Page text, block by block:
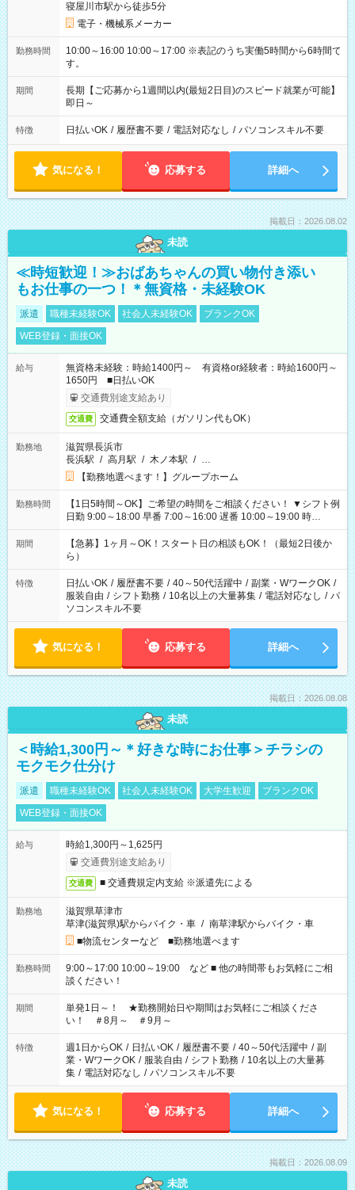
寝屋川市駅から徒歩5分
電子・機械系メーカー
勤務時間
10:00～16:00 10:00～17:00 ※表記のうち実働5時間から6時間で
す。
期間
長期【ご応募から1週間以内(最短2日目)のスピード就業が可能】
即日～
特徴 日払いOK / 履歴書不要 / 電話対応なし / パソコンスキル不要
気になる！ 応募する 詳細へ
掲載日：2026.08.02
未読
≪時短歓迎！≫おばあちゃんの買い物付き添い
もお仕事の一つ！＊無資格・未経験OK
派遣 職種未経験OK 社会人未経験OK
ブランクOK
WEB登録・面接OK
給与
無資格未経験：時給1400円～ 有資格or経験者：時給1600円～
1650円 ■日払いOK
交通費別途支給あり
交通費 交通費全額支給（ガソリン代もOK）
勤務地
滋賀県長浜市
長浜駅 / 高月駅 / 木ノ本駅 / …
【勤務地選べます！】グループホーム
勤務時間
【1日5時間～OK】ご希望の時間をご相談ください！ ▼シフト例
日勤 9:00～18:00 早番 7:00～16:00 遅番 10:00～19:00 時
短 10:00～15:00 上記はあくまで一例です。 「夕方までには帰
宅しておきたい」 「朝はゆっくりのスタートがいい」 「お昼の
時間を有効に使いたい」 など、ご希望があれば教えてください
ね。
期間
【急募】1ヶ月～OK！スタート日の相談もOK！（最短2日後か
ら）
特徴 日払いOK / 履歴書不要 / 40～50代活躍中 / 副業・WワークOK /
服装自由 / シフト勤務 / 10名以上の大量募集 / 電話対応なし / パ
ソコンスキル不要
気になる！ 応募する 詳細へ
掲載日：2026.08.08
未読
＜時給1,300円～＊好きな時にお仕事＞チラシの
モクモク仕分け
派遣 職種未経験OK 社会人未経験OK 大学生歓迎
ブランクOK
WEB登録・面接OK
給与
時給1,300円～1,625円
交通費別途支給あり
交通費 ■ 交通費規定内支給 ※派遣先による
勤務地
滋賀県草津市
草津(滋賀県)駅からバイク・車 / 南草津駅からバイク・車
■物流センターなど ■勤務地選べます
勤務時間
9:00～17:00 10:00～19:00 など ■ 他の時間帯もお気軽にご相
談ください！
期間
単発1日～！ ★勤務開始日や期間はお気軽にご相談くださ
い！ ＃8月～ ＃9月～
特徴 週1日からOK / 日払いOK / 履歴書不要 / 40～50代活躍中 / 副
業・WワークOK / 服装自由 / シフト勤務 / 10名以上の大量募
集 / 電話対応なし / パソコンスキル不要
気になる！ 応募する 詳細へ
掲載日：2026.08.09
未読